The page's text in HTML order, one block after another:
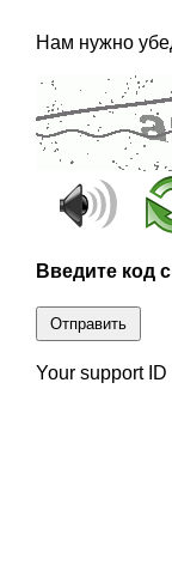
Нам нужно
Введите код
Отправить
Your support